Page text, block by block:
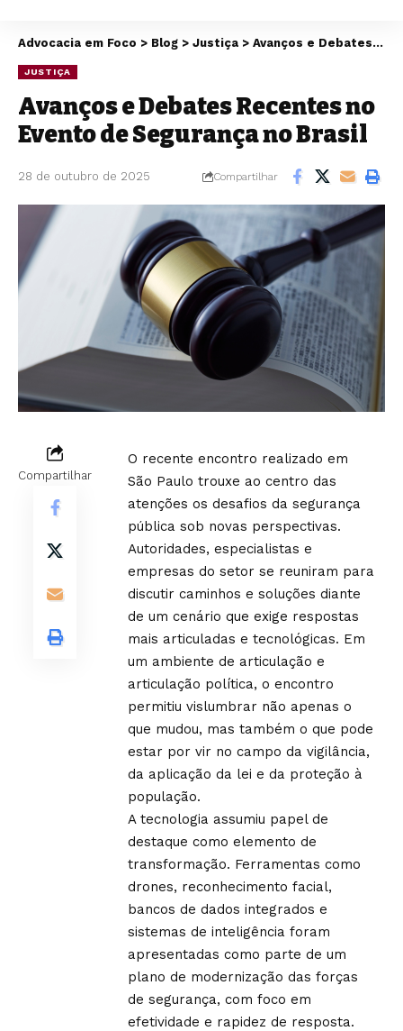
Advocacia em Foco > Blog > Justiça > Avanços e Debates Recentes no Evento de Segurança no Brasil
JUSTIÇA
Avanços e Debates Recentes no
Evento de Segurança no Brasil
28 de outubro de 2025 Compartilhar
Compartilhar
O recente encontro realizado em
São Paulo trouxe ao centro das
atenções os desafios da segurança
pública sob novas perspectivas.
Autoridades, especialistas e
empresas do setor se reuniram para
discutir caminhos e soluções diante
de um cenário que exige respostas
mais articuladas e tecnológicas. Em
um ambiente de articulação e
articulação política, o encontro
permitiu vislumbrar não apenas o
que mudou, mas também o que pode
estar por vir no campo da vigilância,
da aplicação da lei e da proteção à
população.
A tecnologia assumiu papel de
destaque como elemento de
transformação. Ferramentas como
drones, reconhecimento facial,
bancos de dados integrados e
sistemas de inteligência foram
apresentadas como parte de um
plano de modernização das forças
de segurança, com foco em
efetividade e rapidez de resposta.